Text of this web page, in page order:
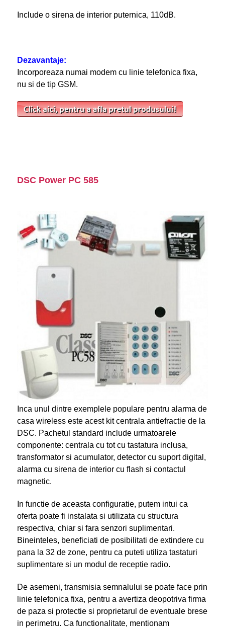
Include o sirena de interior puternica, 110dB.
Dezavantaje:
Incorporeaza numai modem cu linie telefonica fixa,
nu si de tip GSM.
DSC Power PC 585
Inca unul dintre exemplele populare pentru alarma de
casa wireless este acest kit centrala antiefractie de la
DSC. Pachetul standard include urmatoarele
componente: centrala cu tot cu tastatura inclusa,
transformator si acumulator, detector cu suport digital,
alarma cu sirena de interior cu flash si contactul
magnetic.
In functie de aceasta configuratie, putem intui ca
oferta poate fi instalata si utilizata cu structura
respectiva, chiar si fara senzori suplimentari.
Bineinteles, beneficiati de posibilitati de extindere cu
pana la 32 de zone, pentru ca puteti utiliza tastaturi
suplimentare si un modul de receptie radio.
De asemeni, transmisia semnalului se poate face prin
linie telefonica fixa, pentru a avertiza deopotriva firma
de paza si protectie si proprietarul de eventuale brese
in perimetru. Ca functionalitate, mentionam